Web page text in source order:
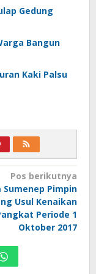
Gedung
Bangun
Kaki Palsu
Pos berikutnya
Sumenep Pimpin
Usul Kenaikan
Periode 1
Oktober 2017‎